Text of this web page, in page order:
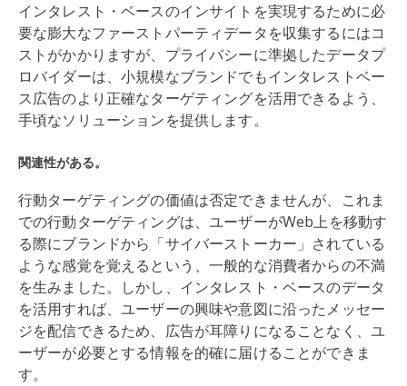
インタレスト・ベースのインサイトを実現するために必
要な膨大なファーストパーティデータを収集するにはコ
ストがかかりますが、プライバシーに準拠したデータプ
ロバイダーは、小規模なブランドでもインタレストベー
ス広告のより正確なターゲティングを活用できるよう、
手頃なソリューションを提供します。
関連性がある。
行動ターゲティングの価値は否定できませんが、これま
での行動ターゲティングは、ユーザーがWeb上を移動す
る際にブランドから「サイバーストーカー」されている
ような感覚を覚えるという、一般的な消費者からの不満
を生みました。しかし、インタレスト・ベースのデータ
を活用すれば、ユーザーの興味や意図に沿ったメッセー
ジを配信できるため、広告が耳障りになることなく、ユ
ーザーが必要とする情報を的確に届けることができま
す。